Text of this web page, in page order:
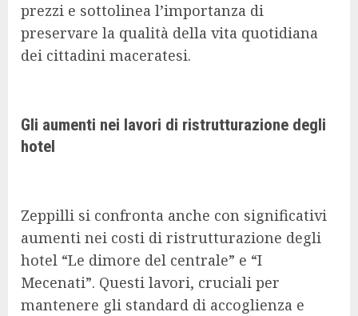
prezzi e sottolinea l’importanza di
preservare la qualità della vita quotidiana
dei cittadini maceratesi.
Gli aumenti nei lavori di ristrutturazione degli
hotel
Zeppilli si confronta anche con significativi
aumenti nei costi di ristrutturazione degli
hotel “Le dimore del centrale” e “I
Mecenati”. Questi lavori, cruciali per
mantenere gli standard di accoglienza e